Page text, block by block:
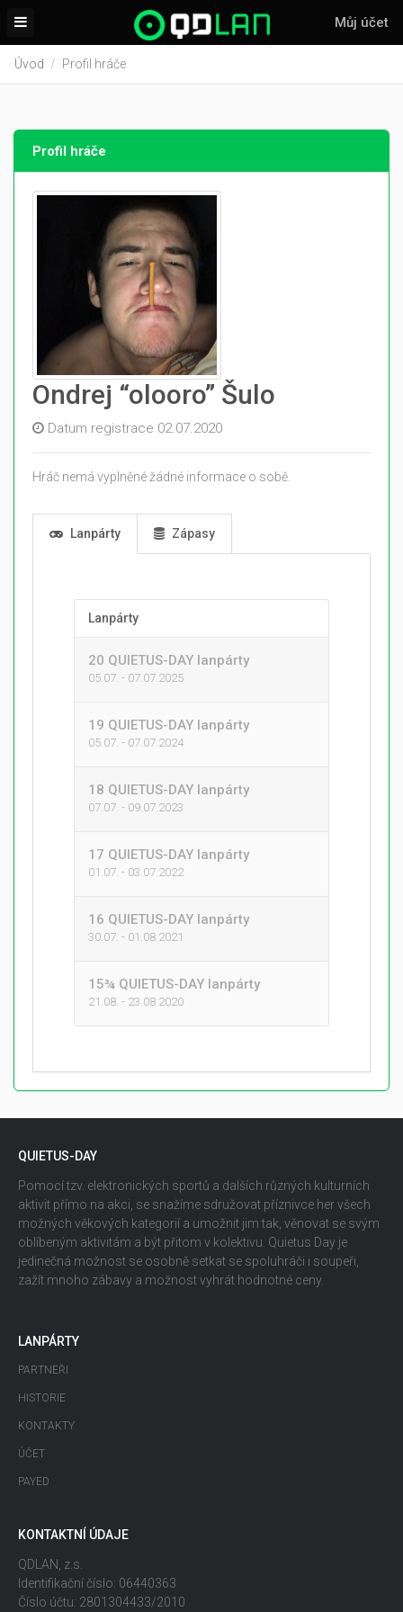
Můj účet
Úvod Profil hráče
Profil hráče
Ondrej “olooro” Šulo
Datum registrace 02.07.2020
Hráč nemá vyplněné žádné informace o sobě.
Lanpárty Zápasy
Lanpárty
20 QUIETUS-DAY lanpárty
05.07. - 07.07.2025
19 QUIETUS-DAY lanpárty
05.07. - 07.07.2024
18 QUIETUS-DAY lanpárty
07.07. - 09.07.2023
17 QUIETUS-DAY lanpárty
01.07. - 03.07.2022
16 QUIETUS-DAY lanpárty
30.07. - 01.08.2021
15¾ QUIETUS-DAY lanpárty
21.08. - 23.08.2020
QUIETUS-DAY
Pomocí tzv. elektronických sportů a dalších různých kulturních
aktivit přímo na akci, se snažíme sdružovat příznivce her všech
možných věkových kategorií a umožnit jim tak, věnovat se svým
oblíbeným aktivitám a být přitom v kolektivu. Quietus Day je
jedinečná možnost se osobně setkat se spoluhráči i soupeři,
zažít mnoho zábavy a možnost vyhrát hodnotné ceny.
LANPÁRTY
PARTNEŘI
HISTORIE
KONTAKTY
ÚČET
PAYED
KONTAKTNÍ ÚDAJE
QDLAN, z.s.
Identifikační číslo: 06440363
Číslo účtu: 2801304433/2010